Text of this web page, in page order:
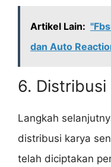
Artikel Lain:
dan Auto
6.
Langkah
distribusi karya
telah diciptakan